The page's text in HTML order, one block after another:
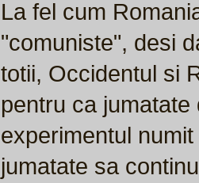
La fel cum
"comuniste", desi
totii, Occidentul si
pentru ca
experimentul
jumatate sa